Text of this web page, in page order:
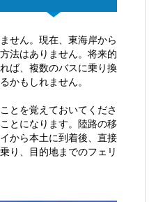
せん。現在、東海岸から
法はありません。将来的
ば、複数のバスに乗り換
かもしれません。
とを覚えておいてくださ
とになります。陸路の移
から本土に到着後、直接
り、目的地までのフェリ